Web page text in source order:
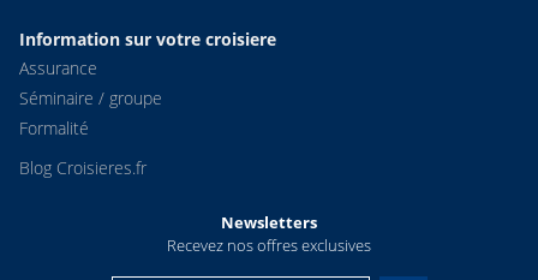
Information sur votre croisiere
Assurance
Séminaire / groupe
Formalité
Blog Croisieres.fr
Newsletters
Recevez nos offres exclusives